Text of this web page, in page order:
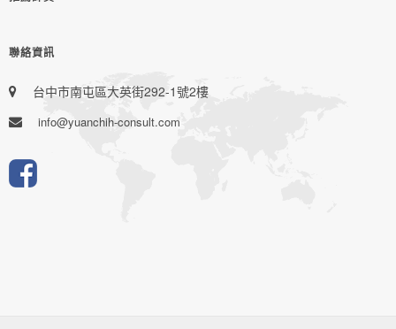
聯絡資訊
台中市南屯區大英街292-1號2樓
info@yuanchih-consult.com